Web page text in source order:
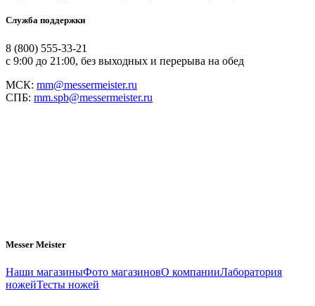
Служба поддержки
8 (800) 555-33-21
с 9:00 до 21:00, без выходных и перерыва на обед
МСК: mm@messermeister.ru
СПБ: mm.spb@messermeister.ru
Messer Meister
Наши магазиныФото магазиновО компанииЛаборатория
ножейТесты ножей